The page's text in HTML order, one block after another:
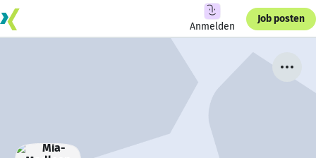
Anmelden
Job posten